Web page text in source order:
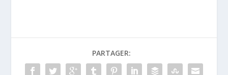
PARTAGER: